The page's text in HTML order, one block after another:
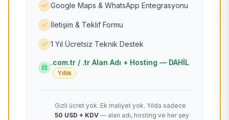
Google Maps & WhatsApp Entegrasyonu
İletişim & Teklif Formu
1 Yıl Ücretsiz Teknik Destek
.com.tr / .tr Alan Adı + Hosting — DAHİL
Yıllık
Gizli ücret yok. Ek maliyet yok. Yılda sadece
50 USD + KDV — alan adı, hosting ve her şey